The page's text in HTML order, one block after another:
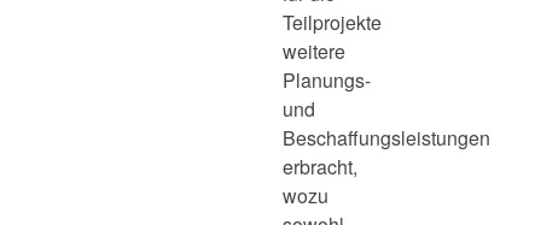
Teilprojekte
weitere
Planungs-
und
Beschaffungsleistungen
erbracht,
wozu